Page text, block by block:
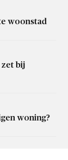
woonstad
zet bij
woning?